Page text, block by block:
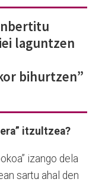
laguntzen
bihurtzen”
itzultzea?
izango dela
sartu ahal den